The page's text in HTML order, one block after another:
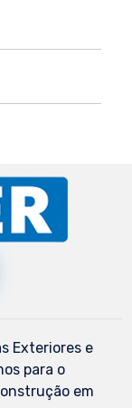
Exteriores e
para o
em